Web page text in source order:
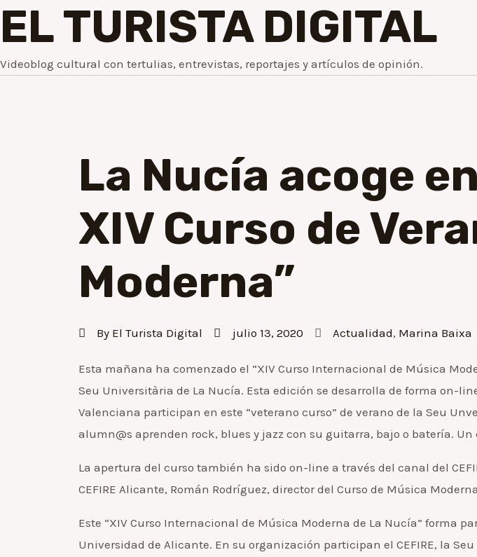
EL TURISTA DIGITAL
Videoblog cultural con tertulias, entrevistas, reportajes y artículos de opinión.
La Nucía acoge
XIV Curso de
Moderna”
By El Turista Digital julio 13, 2020 Actualidad, Marina Baixa
Esta mañana ha comenzado el “XIV Curso Internacional de Música
Seu Universitària de La Nucía. Esta edición se desarrolla de forma on-
Valenciana participan en este “veterano curso” de verano de la Seu
alumn@s aprenden rock, blues y jazz con su guitarra, bajo o batería.
La apertura del curso también ha sido on-line a través del canal del
CEFIRE Alicante, Román Rodríguez, director del Curso de Música
Este “XIV Curso Internacional de Música Moderna de La Nucía” forma
Universidad de Alicante. En su organización participan el CEFIRE, la